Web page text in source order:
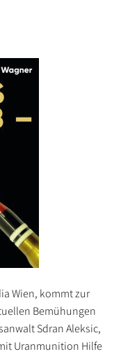
Wien, kommt zur
Bemühungen
Sdran Aleksic,
Uranmunition Hilfe